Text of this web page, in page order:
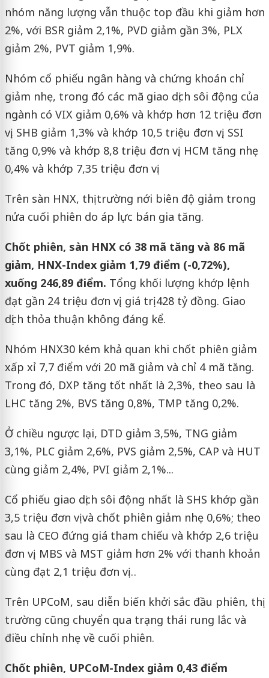
nhóm năng lượng vẫn thuộc top đầu khi giảm hơn
2%, với BSR giảm 2,1%, PVD giảm gần 3%, PLX
giảm 2%, PVT giảm 1,9%.
Nhóm cổ phiếu ngân hàng và chứng khoán chỉ
giảm nhẹ, trong đó các mã giao dịch sôi động của
ngành có VIX giảm 0,6% và khớp hơn 12 triệu đơn
vị, SHB giảm 1,3% và khớp 10,5 triệu đơn vị, SSI
tăng 0,9% và khớp 8,8 triệu đơn vị, HCM tăng nhẹ
0,4% và khớp 7,35 triệu đơn vị.
Trên sàn HNX, thị trường nới biên độ giảm trong
nửa cuối phiên do áp lực bán gia tăng.
Chốt phiên, sàn HNX có 38 mã tăng và 86 mã
giảm, HNX-Index giảm 1,79 điểm (-0,72%),
xuống 246,89 điểm. Tổng khối lượng khớp lệnh
đạt gần 24 triệu đơn vị, giá trị 428 tỷ đồng. Giao
dịch thỏa thuận không đáng kể.
Nhóm HNX30 kém khả quan khi chốt phiên giảm
xấp xỉ 7,7 điểm với 20 mã giảm và chỉ 4 mã tăng.
Trong đó, DXP tăng tốt nhất là 2,3%, theo sau là
LHC tăng 2%, BVS tăng 0,8%, TMP tăng 0,2%.
Ở chiều ngược lại, DTD giảm 3,5%, TNG giảm
3,1%, PLC giảm 2,6%, PVS giảm 2,5%, CAP và HUT
cùng giảm 2,4%, PVI giảm 2,1%...
Cổ phiếu giao dịch sôi động nhất là SHS khớp gần
3,5 triệu đơn vị và chốt phiên giảm nhẹ 0,6%; theo
sau là CEO đứng giá tham chiếu và khớp 2,6 triệu
đơn vị, MBS và MST giảm hơn 2% với thanh khoản
cùng đạt 2,1 triệu đơn vị…
Trên UPCoM, sau diễn biến khởi sắc đầu phiên, thị
trường cũng chuyển qua trạng thái rung lắc và
điều chỉnh nhẹ về cuối phiên.
Chốt phiên, UPCoM-Index giảm 0,43 điểm